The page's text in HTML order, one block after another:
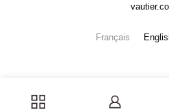
Français